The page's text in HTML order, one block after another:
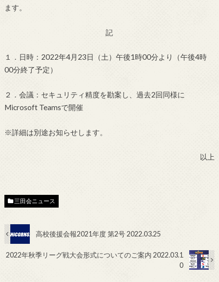
ます。
記
１．日時：2022年4月23日（土）午後1時00分より（午後4時
00分終了予定）
２．会議：セキュリティ精度を勘案し、過去2回同様に
Microsoft Teamsで開催
※詳細は別途お知らせします。
以上
三田会ニュース
高校後援会報2021年度 第2号 2022.03.25
2022年秋季リーグ戦大会形式についてのご案内 2022.03.1
0